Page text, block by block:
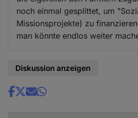
noch einmal gesplittet, um
Missionsprojekte) zu
man könnte endlos weiter
Diskussion anzeigen
Share